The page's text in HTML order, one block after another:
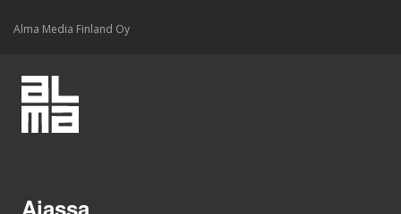
Alma Media Finland Oy